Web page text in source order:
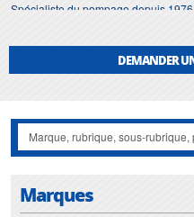
Spécialiste du pompage depuis 1976,
à la
l'export, et l'atelier francilien assure
matériel nous est confié.
DEMANDER
Marques